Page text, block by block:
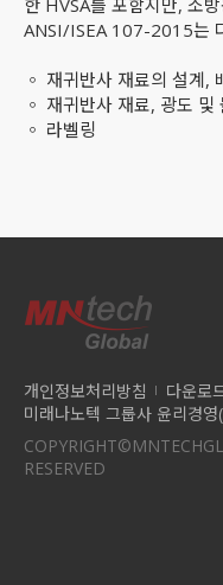
한 HVSA를 포함지만, 소
ANSI/ISEA 107-2015는
◦ 재귀반사 재료의 설계,
◦ 재귀반사 재료, 광도 및
◦ 라벨링
개인정보처리방침 다운로
미래나노텍 그룹사 윤리경
RESERVED